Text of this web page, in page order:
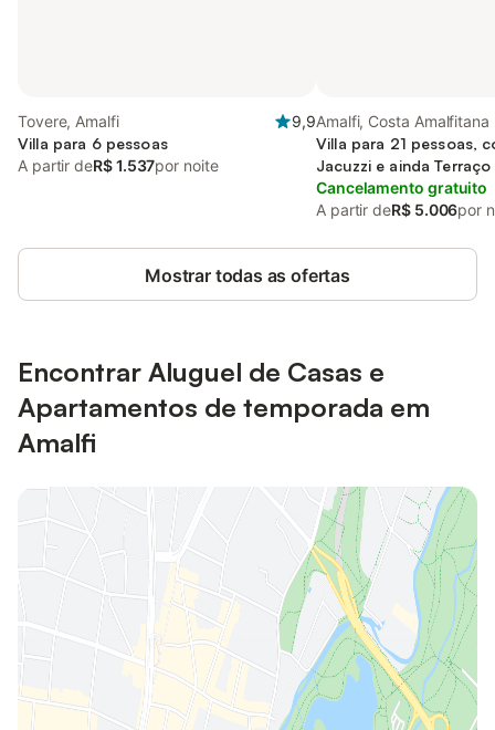
Tovere, Amalfi
9,9
Villa para 6 pessoas
A partir deR$ 1.537por noite
Amalfi, Costa Amalfitana
Villa para 21 pessoas,
Jacuzzi e ainda
Cancelamento gratuito
A partir deR$ 5.006por
Mostrar todas as ofertas
Encontrar Aluguel de Casas e
Apartamentos de temporada em
Amalfi